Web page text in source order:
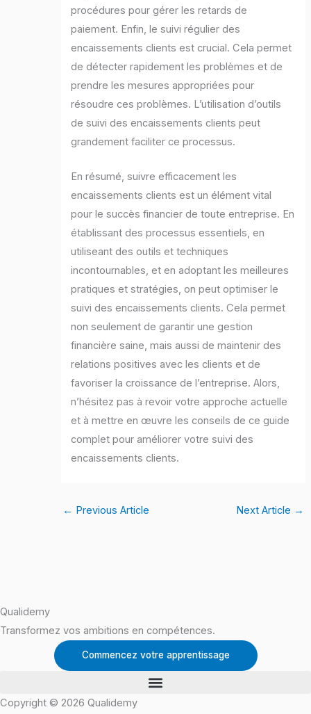
procédures pour gérer les retards de
paiement. Enfin, le suivi régulier des
encaissements clients est crucial. Cela permet
de détecter rapidement les problèmes et de
prendre les mesures appropriées pour
résoudre ces problèmes. L’utilisation d’outils
de suivi des encaissements clients peut
grandement faciliter ce processus.
En résumé, suivre efficacement les
encaissements clients est un élément vital
pour le succès financier de toute entreprise. En
établissant des processus essentiels, en
utiliseant des outils et techniques
incontournables, et en adoptant les meilleures
pratiques et stratégies, on peut optimiser le
suivi des encaissements clients. Cela permet
non seulement de garantir une gestion
financière saine, mais aussi de maintenir des
relations positives avec les clients et de
favoriser la croissance de l’entreprise. Alors,
n’hésitez pas à revoir votre approche actuelle
et à mettre en œuvre les conseils de ce guide
complet pour améliorer votre suivi des
encaissements clients.
← Previous Article Next Article →
Qualidemy
Transformez vos ambitions en compétences.
Commencez votre apprentissage
Copyright © 2026 Qualidemy